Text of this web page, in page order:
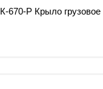
К-670-Р Крыло